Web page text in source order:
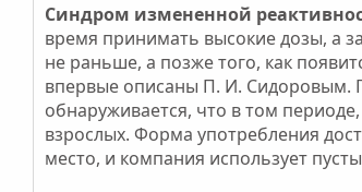
Синдром измененной
время принимать высокие дозы, а
не раньше, а позже того, как
впервые описаны П. И. Сидоровым.
обнаруживается, что в том
взрослых. Форма употребления
место, и компания использует